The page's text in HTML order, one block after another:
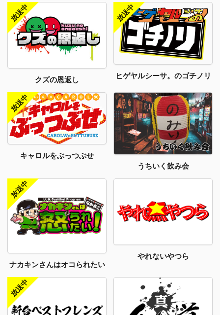
クズの恩返し ヒゲヤルシーサ。のゴチノリ
キャロルをぶっつぶせ
うちいく飲み会
ナカキンさんはオコられたい
やれないやつら